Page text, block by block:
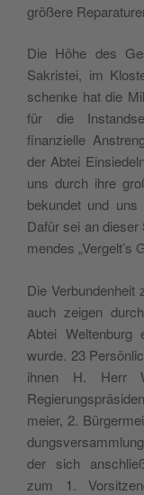
größere
Die Höhe des
Sakris­tei, im
schenke hat die
für die
finanzielle
der Abtei
uns durch ihre
bekun­det und uns
Dafür sei an
mendes „Vergelt’s
Die
auch zeigen
Abtei Wel­tenburg
wurde. 23
ihnen H. Herr
meier, 2.
der sich
zum 1.